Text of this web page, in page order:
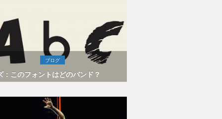
ブログ
：このフォントはどのバンド？